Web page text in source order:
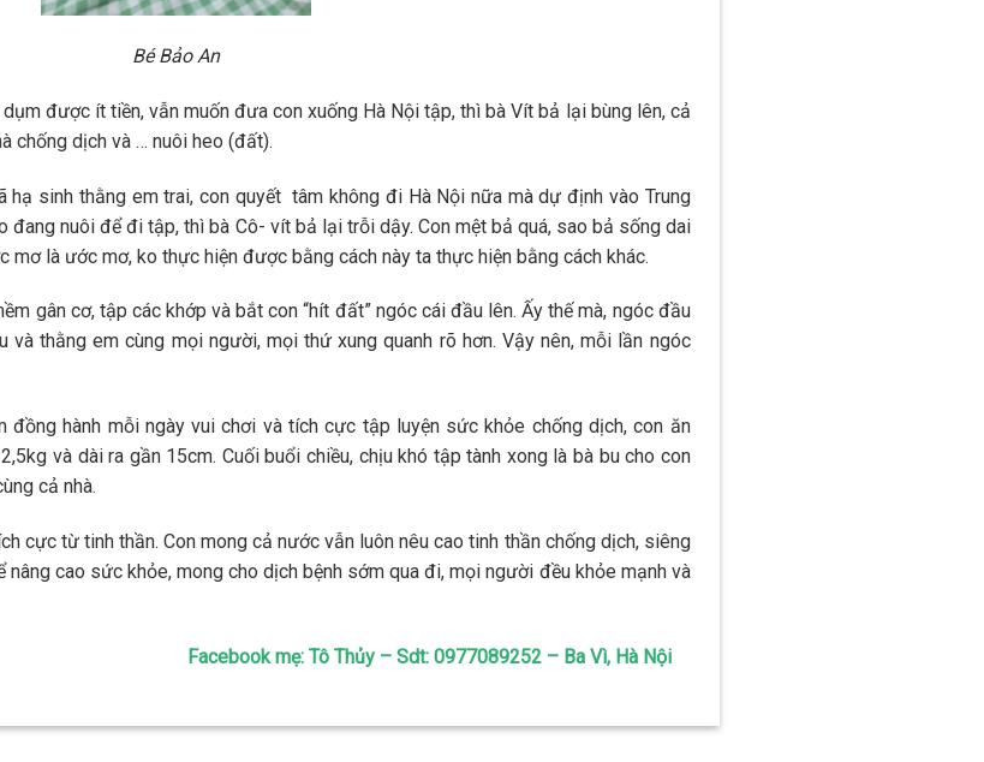
Bé Bảo An
được ít tiền, vẫn muốn đưa con xuống Hà Nội tập, thì bà Vít bả lại bùng lên, cả
chống dịch và … nuôi heo (đất).
hạ sinh thằng em trai, con quyết tâm không đi Hà Nội nữa mà dự định vào Trung
đang nuôi để đi tập, thì bà Cô- vít bả lại trỗi dậy. Con mệt bả quá, sao bả sống dai
mơ là ước mơ, ko thực hiện được bằng cách này ta thực hiện bằng cách khác.
gân cơ, tập các khớp và bắt con “hít đất” ngóc cái đầu lên. Ấy thế mà, ngóc đầu
và thằng em cùng mọi người, mọi thứ xung quanh rõ hơn. Vậy nên, mỗi lần ngóc
đồng hành mỗi ngày vui chơi và tích cực tập luyện sức khỏe chống dịch, con ăn
và dài ra gần 15cm. Cuối buổi chiều, chịu khó tập tành xong là bà bu cho con
cả nhà.
cực từ tinh thần. Con mong cả nước vẫn luôn nêu cao tinh thần chống dịch, siêng
cao sức khỏe, mong cho dịch bệnh sớm qua đi, mọi người đều khỏe mạnh và
Facebook mẹ: Tô Thủy – Sdt: 0977089252 – Ba Vì, Hà Nội